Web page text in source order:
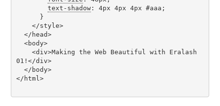
text-shadow: 4px 4px 4px #aaa;
01!</div>
</html>